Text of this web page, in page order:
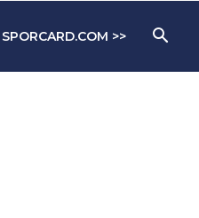
SPORCARD.COM >>